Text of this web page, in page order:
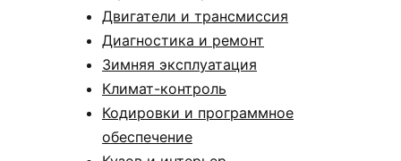
Двигатели и трансмиссия
Диагностика и ремонт
Зимняя эксплуатация
Климат-контроль
Кодировки и программное
обеспечение